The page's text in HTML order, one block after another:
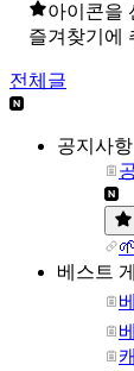
아이콘을
즐겨찾기에
전체글
공지사항
베스트